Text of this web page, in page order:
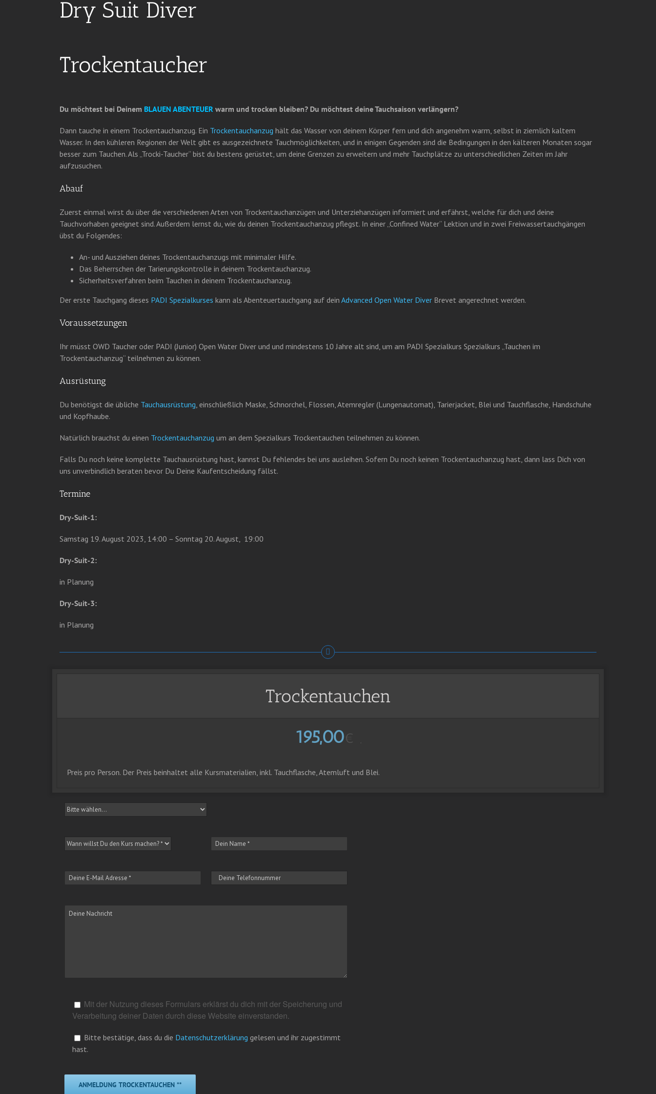
Dry Suit Diver
Trockentaucher
Du möchtest bei Deinem BLAUEN ABENTEUER warm und trocken bleiben? Du möchtest deine Tauchsaison verlängern?
Dann tauche in einem Trockentauchanzug. Ein Trockentauchanzug hält das Wasser von deinem Körper fern und dich angenehm warm, selbst in ziemlich kaltem
Wasser. In den kühleren Regionen der Welt gibt es ausgezeichnete Tauchmöglichkeiten, und in einigen Gegenden sind die Bedingungen in den kälteren Monaten sogar
besser zum Tauchen. Als „Trocki-Taucher“ bist du bestens gerüstet, um deine Grenzen zu erweitern und mehr Tauchplätze zu unterschiedlichen Zeiten im Jahr
aufzusuchen.
Abauf
Zuerst einmal wirst du über die verschiedenen Arten von Trockentauchanzügen und Unterziehanzügen informiert und erfährst, welche für dich und deine
Tauchvorhaben geeignet sind. Außerdem lernst du, wie du deinen Trockentauchanzug pflegst. In einer „Confined Water“ Lektion und in zwei Freiwassertauchgängen
übst du Folgendes:
An- und Ausziehen deines Trockentauchanzugs mit minimaler Hilfe.
Das Beherrschen der Tarierungskontrolle in deinem Trockentauchanzug.
Sicherheitsverfahren beim Tauchen in deinem Trockentauchanzug.
Der erste Tauchgang dieses PADI Spezialkurses kann als Abenteuertauchgang auf dein Advanced Open Water Diver Brevet angerechnet werden.
Voraussetzungen
Ihr müsst OWD Taucher oder PADI (Junior) Open Water Diver und und mindestens 10 Jahre alt sind, um am PADI Spezialkurs Spezialkurs „Tauchen im
Trockentauchanzug“ teilnehmen zu können.
Ausrüstung
Du benötigst die übliche Tauchausrüstung , einschließlich Maske, Schnorchel, Flossen, Atemregler (Lungenautomat), Tarierjacket, Blei und Tauchflasche, Handschuhe
und Kopfhaube.
Natürlich brauchst du einen Trockentauchanzug um an dem Spezialkurs Trockentauchen teilnehmen zu können.
Falls Du noch keine komplette Tauchausrüstung hast, kannst Du fehlendes bei uns ausleihen. Sofern Du noch keinen Trockentauchanzug hast, dann lass Dich von
uns unverbindlich beraten bevor Du Deine Kaufentscheidung fällst.
Termine
Dry-Suit-1:
Samstag 19. August 2023, 14:00 – Sonntag 20. August, 19:00
Dry-Suit-2:
in Planung
Dry-Suit-3:
in Planung
Trockentauchen
195,00€ ,
Preis pro Person. Der Preis beinhaltet alle Kursmaterialien, inkl. Tauchflasche, Atemluft und Blei.
Mit der Nutzung dieses Formulars erklärst du dich mit der Speicherung und
Verarbeitung deiner Daten durch diese Website einverstanden.
Bitte bestätige, dass du die Datenschutzerklärung gelesen und ihr zugestimmt
hast.